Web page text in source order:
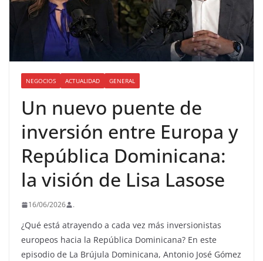
NEGOCIOS ACTUALIDAD GENERAL
Un nuevo puente de
inversión entre Europa y
República Dominicana:
la visión de Lisa Lasose
16/06/2026 .
¿Qué está atrayendo a cada vez más inversionistas
europeos hacia la República Dominicana? En este
episodio de La Brújula Dominicana, Antonio José Gómez